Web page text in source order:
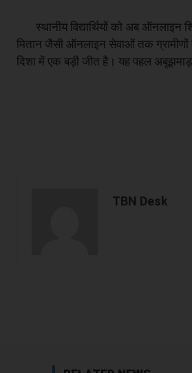
स्थानीय विद्यार्थियों को अब ऑनलाइन
मितान जैसी ऑनलाइन सेवाओं तक ग्रामीणों
दिशा में एक बड़ी जीत है। यह पहल
TBN Desk